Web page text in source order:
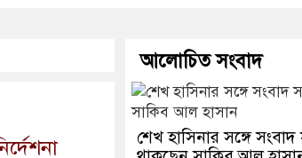
আলোচিত সংবাদ
শেখ হাসিনার সঙ্গে